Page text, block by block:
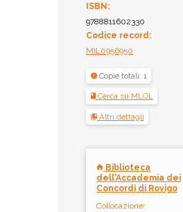
ISBN:
9788811602330
Codice record:
MIL0956950
Copie totali: 1
Cerca su MLOL
Altri dettagli
Biblioteca
dell'Accademia dei
Concordi di Rovigo
Collocazione: